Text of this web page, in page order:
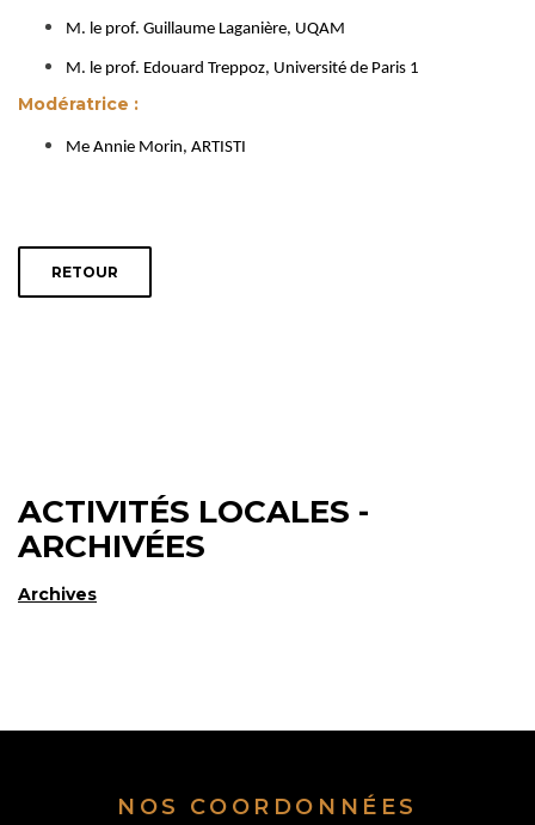
M. le prof. Guillaume Laganière, UQAM
M. le prof. Edouard Treppoz, Université de Paris 1
Modératrice :
Me Annie Morin, ARTISTI
RETOUR
ACTIVITÉS LOCALES -
ARCHIVÉES
Archives
NOS COORDONNÉES